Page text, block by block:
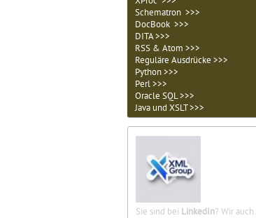
Schematron >>>
DocBook >>>
DITA >>>
RSS & Atom >>>
Reguläre Ausdrücke >>>
Python >>>
Perl >>>
Oracle SQL >>>
Java und XSLT >>>
Sie sind bei LinkedIn? Wir auch.